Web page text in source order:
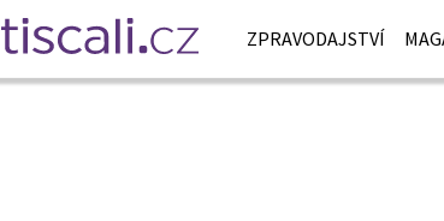
ZPRAVODAJSTVÍ